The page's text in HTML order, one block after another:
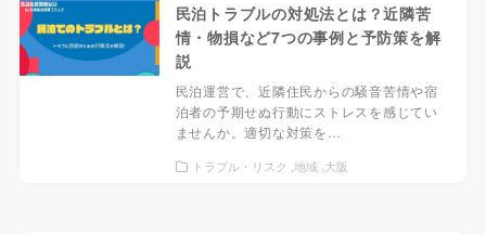
民泊トラブルの対処法とは？近隣苦
情・物損など7つの事例と予防策を解
説
民泊運営で、近隣住民からの騒音苦情や宿
泊者の予期せぬ行動にストレスを感じてい
ませんか。適切な対策を…
トラブル・リスク 地域 大阪